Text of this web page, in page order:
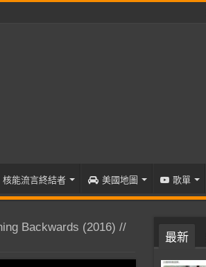
核能流言終結者 美國地圖 歌單
Backwards (2016) //
最新